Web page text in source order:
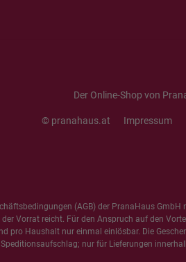
Der Online-Shop von
© pranahaus.at Impressum
(AGB) der PranaHaus
Vorrat reicht. Für den Anspruch auf den
pro Haushalt nur einmal einlösbar. Die
nur für Lieferungen